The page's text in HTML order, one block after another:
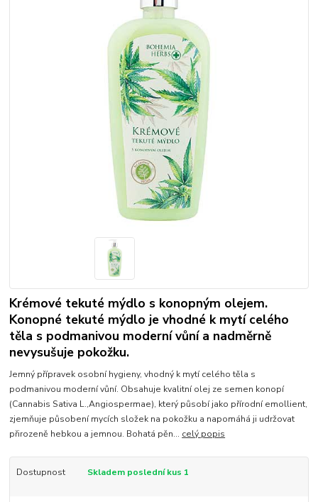
Krémové tekuté mýdlo s konopným olejem.
Konopné tekuté mýdlo je vhodné k mytí celého
těla s podmanivou moderní vůní a nadměrně
nevysušuje pokožku.
Jemný přípravek osobní hygieny, vhodný k mytí celého těla s
podmanivou moderní vůní. Obsahuje kvalitní olej ze semen konopí
(Cannabis Sativa L.,Angiospermae), který působí jako přírodní emollient,
zjemňuje působení mycích složek na pokožku a napomáhá ji udržovat
přirozeně hebkou a jemnou. Bohatá pěn... celý popis
Dostupnost Skladem poslední kus 1